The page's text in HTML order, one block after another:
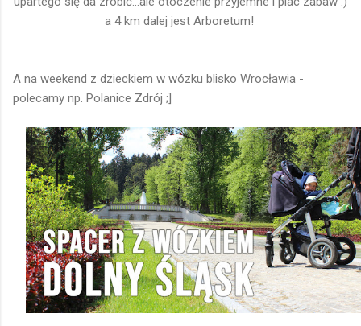
a 4 km dalej jest Arboretum!
A na weekend z dzieckiem w wózku blisko Wrocławia -
polecamy np. Polanice Zdrój ;]